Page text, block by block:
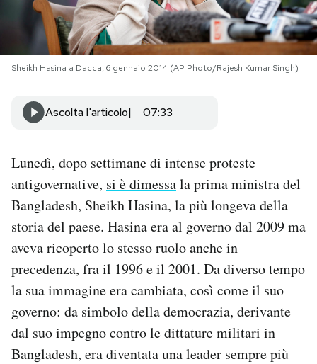
I MIEI PREFERITI
AREA PERSONALE
Area Personale
Newsletter
Notifiche mobile
Regala il Post
Sheikh Hasina a Dacca, 6 gennaio 2014 (AP Photo/Rajesh Kumar Singh)
Ascolta l'articolo 07:33
Lunedì, dopo settimane di intense proteste
antigovernative, si è dimessala prima ministra del
Bangladesh, Sheikh Hasina, la più longeva della
storia del paese. Hasina era al governo dal 2009 ma
aveva ricoperto lo stesso ruolo anche in
precedenza, fra il 1996 e il 2001. Da diverso tempo
la sua immagine era cambiata, così come il suo
governo: da simbolo della democrazia, derivante
dal suo impegno contro le dittature militari in
Bangladesh, era diventata una leader sempre più